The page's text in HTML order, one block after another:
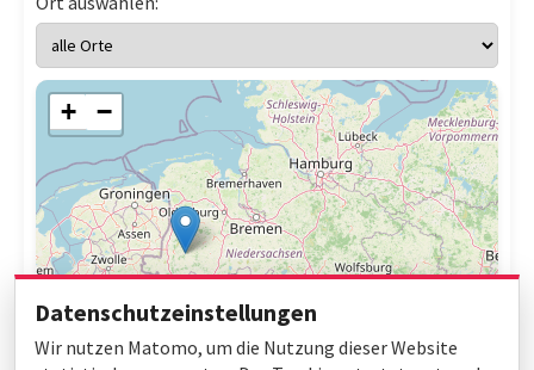
+ −
Datenschutzeinstellungen
Wir nutzen Matomo, um die Nutzung dieser Website